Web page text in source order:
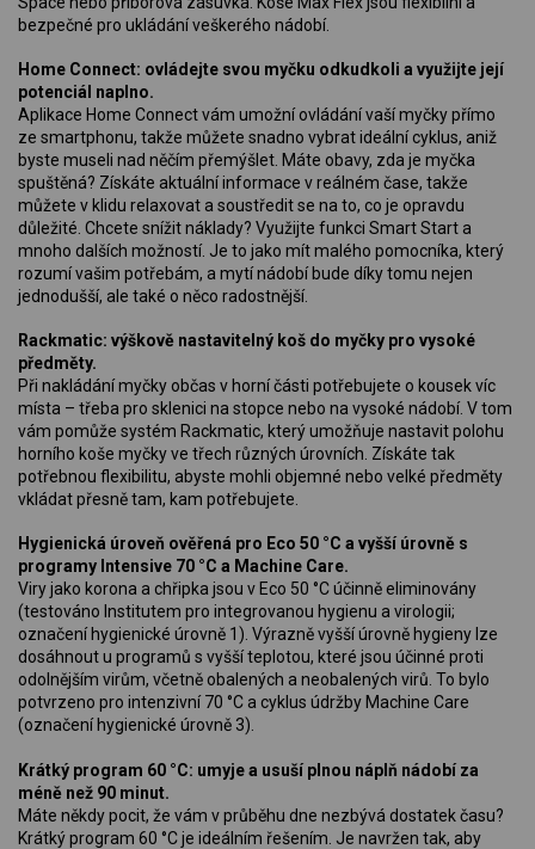
bezpečné pro ukládání veškerého nádobí.
Home Connect: ovládejte svou myčku odkudkoli a využijte její
potenciál naplno.
Aplikace Home Connect vám umožní ovládání vaší myčky přímo
ze smartphonu, takže můžete snadno vybrat ideální cyklus, aniž
byste museli nad něčím přemýšlet. Máte obavy, zda je myčka
spuštěná? Získáte aktuální informace v reálném čase, takže
můžete v klidu relaxovat a soustředit se na to, co je opravdu
důležité. Chcete snížit náklady? Využijte funkci Smart Start a
mnoho dalších možností. Je to jako mít malého pomocníka, který
rozumí vašim potřebám, a mytí nádobí bude díky tomu nejen
jednodušší, ale také o něco radostnější.
Rackmatic: výškově nastavitelný koš do myčky pro vysoké
předměty.
Při nakládání myčky občas v horní části potřebujete o kousek víc
místa – třeba pro sklenici na stopce nebo na vysoké nádobí. V tom
vám pomůže systém Rackmatic, který umožňuje nastavit polohu
horního koše myčky ve třech různých úrovních. Získáte tak
potřebnou flexibilitu, abyste mohli objemné nebo velké předměty
vkládat přesně tam, kam potřebujete.
Hygienická úroveň ověřená pro Eco 50 °C a vyšší úrovně s
programy Intensive 70 °C a Machine Care.
Viry jako korona a chřipka jsou v Eco 50 °C účinně eliminovány
(testováno Institutem pro integrovanou hygienu a virologii;
označení hygienické úrovně 1). Výrazně vyšší úrovně hygieny lze
dosáhnout u programů s vyšší teplotou, které jsou účinné proti
odolnějším virům, včetně obalených a neobalených virů. To bylo
potvrzeno pro intenzivní 70 °C a cyklus údržby Machine Care
(označení hygienické úrovně 3).
Krátký program 60 °C: umyje a usuší plnou náplň nádobí za
méně než 90 minut.
Máte někdy pocit, že vám v průběhu dne nezbývá dostatek času?
Krátký program 60 °C je ideálním řešením. Je navržen tak, aby